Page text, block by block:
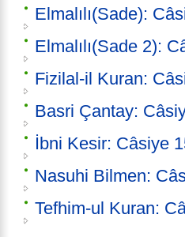
Elmalılı(Sade):
Elmalılı(Sade 2):
Fizilal-il Kuran:
Basri Çantay:
İbni Kesir: Câsiye
Nasuhi Bilmen:
Tefhim-ul Kuran: